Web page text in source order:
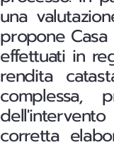
una
propone
effettuati in
rendita
complessa,
corretta